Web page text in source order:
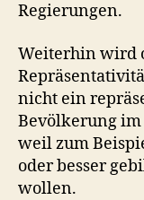
Regierungen.
Weiterhin wird
nicht ein
Bevölkerung
weil zum
oder besser
wollen.